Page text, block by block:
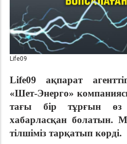
Life09
Life09 ақпарат
«Шет-Энерго»
тағы бір тұрғын
хабарласқан болатын.
тілшіміз тарқатып көрді.